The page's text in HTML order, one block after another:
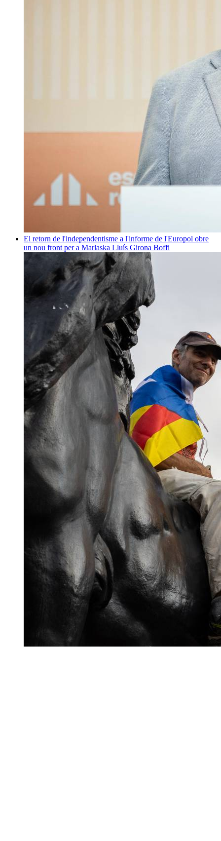
El retorn de l'independentisme a l'informe de l'Europol obre
un nou front per a Marlaska Lluís Girona Boffi